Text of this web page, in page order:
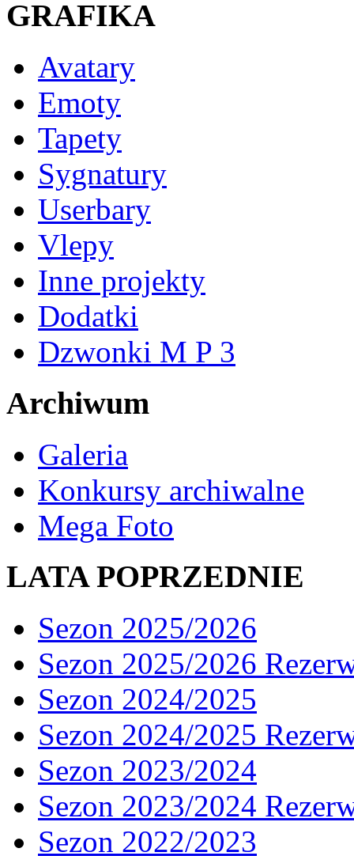
GRAFIKA
Avatary
Emoty
Tapety
Sygnatury
Userbary
Vlepy
Inne projekty
Dodatki
Dzwonki M P 3
Archiwum
Galeria
Konkursy archiwalne
Mega Foto
LATA POPRZEDNIE
Sezon 2025/2026
Sezon 2025/2026
Sezon 2024/2025
Sezon 2024/2025
Sezon 2023/2024
Sezon 2023/2024
Sezon 2022/2023